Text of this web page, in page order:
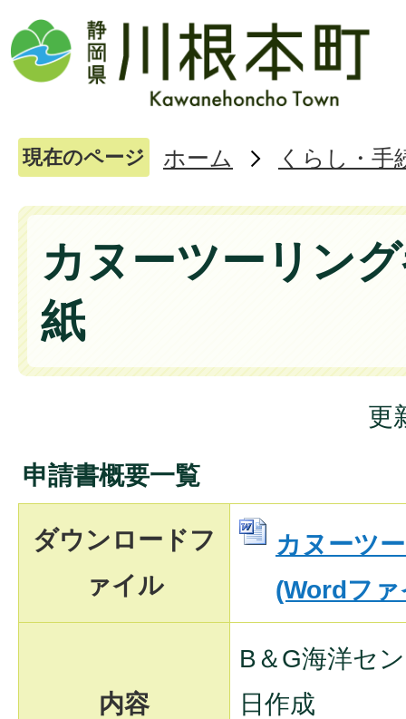
現在のページ ホーム くらし・手
カヌーツーリン
紙
更
申請書概要一覧
ダウンロードフ
ァイル
カヌーツ
(Wordフ
内容
B＆G海洋セ
日作成